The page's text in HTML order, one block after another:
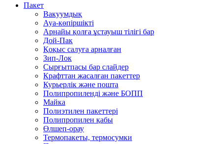
Пакет
Вакуумдық
Ауа-көпіршікті
Арнайы қолға ұстауыш тілігі бар
Дой-Пак
Қоқыс салуға арналған
Зип-Лок
Сырғытпасы бар слайдер
Крафттан жасалған пакеттер
Курьерлік және пошта
Полипропиленді және БОПП
Майка
Полиэтилен пакеттері
Полипропилен қабы
Өлшеп-орау
Термопакеты, термосумки